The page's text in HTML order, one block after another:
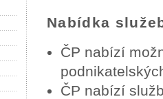
Nabídka
ČP nabízí
ČP nabízí